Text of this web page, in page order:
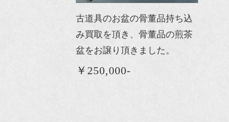
古道具のお盆の骨董品持ち込
み買取を頂き、骨董品の煎茶
盆をお譲り頂きました。
￥250,000-